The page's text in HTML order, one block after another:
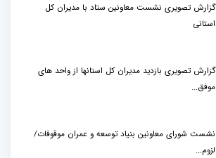
گزارش تصویری نشست معاونین ستاد با مدیران کل
استانی
گزارش تصویری بازدید مدیران کل استانها از واحد های
موفق...
نشست شورای معاونین بنیاد توسعه و عمران موقوفات/
لزوم...